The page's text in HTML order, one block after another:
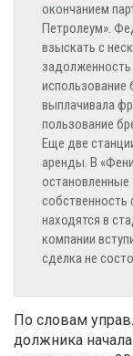
окончанием
Петролеум».
взыскать с
задолженность
использование
выплачивала
пользование
Еще две
аренды. В
остановленные
находятся в
компании
сделка не
По словам
должника